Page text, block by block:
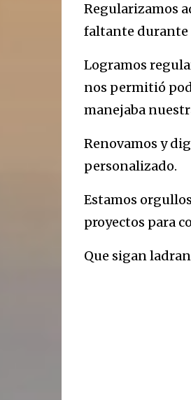
Regularizamos
faltante durante
Logramos
nos permitió
manejaba
Renovamos y
personalizado.
Estamos
proyectos para
Que sigan